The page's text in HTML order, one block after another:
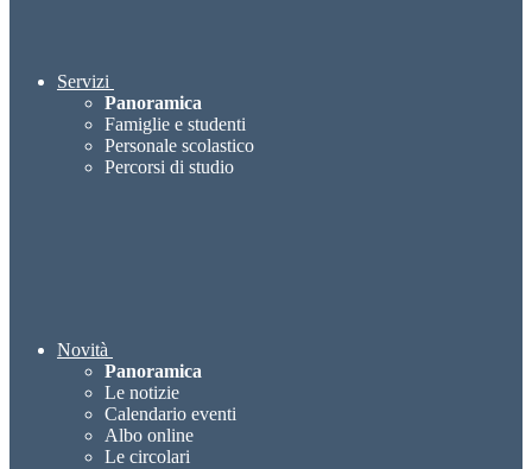
Servizi
Panoramica
Famiglie e studenti
Personale scolastico
Percorsi di studio
Novità
Panoramica
Le notizie
Calendario eventi
Albo online
Le circolari